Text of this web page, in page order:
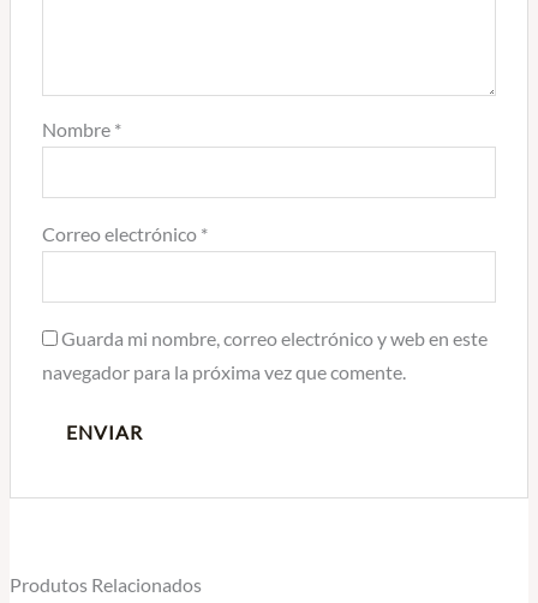
Nombre *
Correo electrónico *
Guarda mi nombre, correo electrónico y web en este
navegador para la próxima vez que comente.
Produtos Relacionados